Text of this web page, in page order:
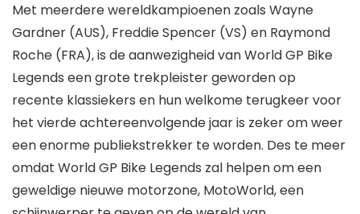
Met meerdere wereldkampioenen zoals Wayne
Gardner (AUS), Freddie Spencer (VS) en Raymond
Roche (FRA), is de aanwezigheid van World GP Bike
Legends een grote trekpleister geworden op
recente klassiekers en hun welkome terugkeer voor
het vierde achtereenvolgende jaar is zeker om weer
een enorme publiekstrekker te worden. Des te meer
omdat World GP Bike Legends zal helpen om een ​​
geweldige nieuwe motorzone, MotoWorld, een